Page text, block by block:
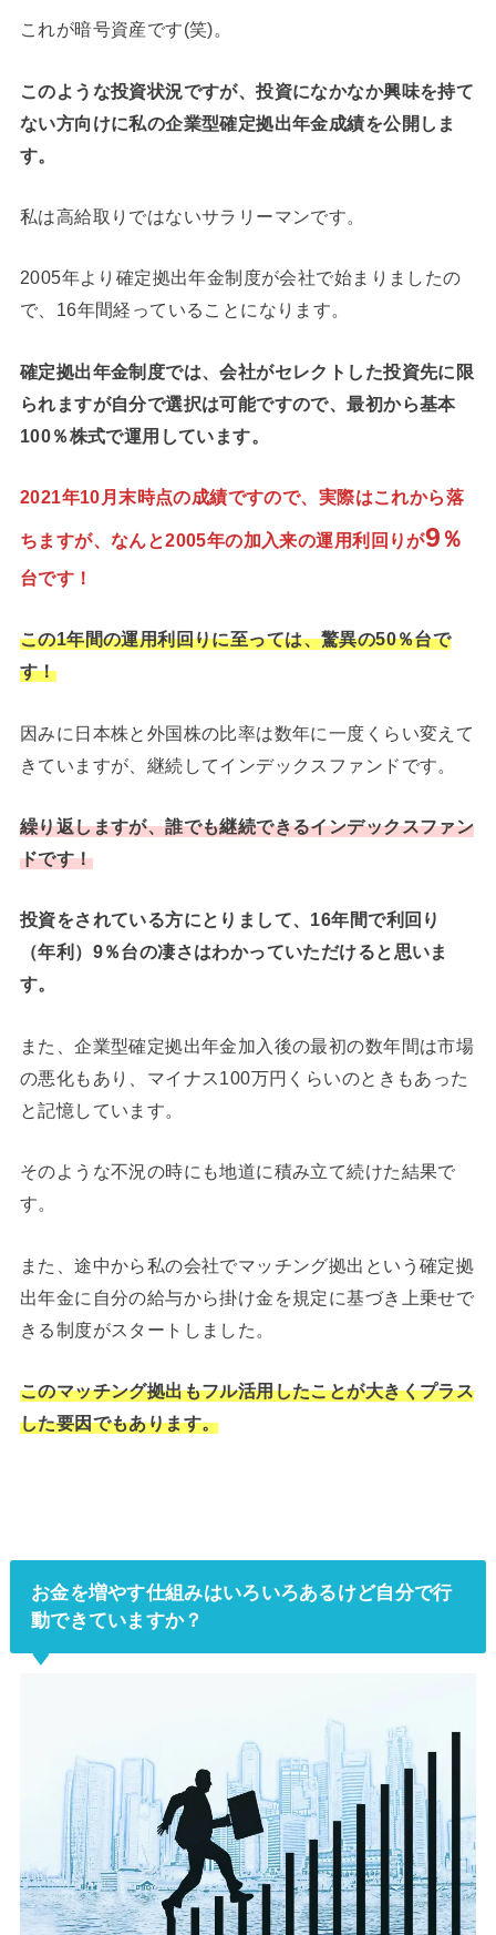
これが暗号資産です(笑)。
このような投資状況ですが、投資になかなか興味を持て
ない方向けに私の企業型確定拠出年金成績を公開しま
す。
私は高給取りではないサラリーマンです。
2005年より確定拠出年金制度が会社で始まりましたの
で、16年間経っていることになります。
確定拠出年金制度では、会社がセレクトした投資先に限
られますが自分で選択は可能ですので、最初から基本
100％株式で運用しています。
2021年10月末時点の成績ですので、実際はこれから落
ちますが、なんと2005年の加入来の運用利回りが9 ％
台です！
この1年間の運用利回りに至っては、驚異の50％台で
す！
因みに日本株と外国株の比率は数年に一度くらい変えて
きていますが、継続してインデックスファンドです。
繰り返しますが、誰でも継続できるインデックスファン
ドです！
投資をされている方にとりまして、16年間で利回り
（年利）9％台の凄さはわかっていただけると思いま
す。
また、企業型確定拠出年金加入後の最初の数年間は市場
の悪化もあり、マイナス100万円くらいのときもあった
と記憶しています。
そのような不況の時にも地道に積み立て続けた結果で
す。
また、途中から私の会社でマッチング拠出という確定拠
出年金に自分の給与から掛け金を規定に基づき上乗せで
きる制度がスタートしました。
このマッチング拠出もフル活用したことが大きくプラス
した要因でもあります。
お金を増やす仕組みはいろいろあるけど自分で行
動できていますか？